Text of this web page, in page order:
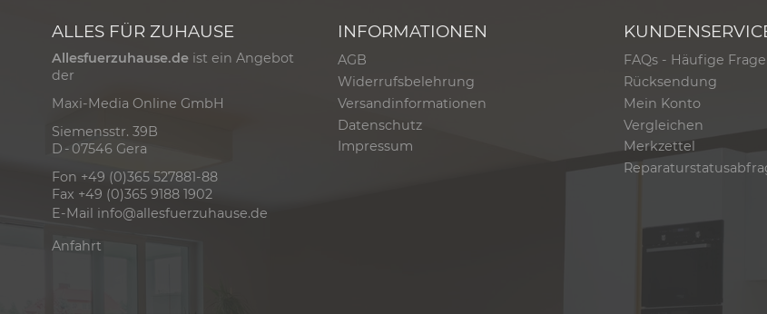
ALLES FÜR ZUHAUSE
Allesfuerzuhause.de ist ein Angebot
der
Maxi-Media Online GmbH
Siemensstr. 39B
D - 07546 Gera
Fon +49 (0)365 527881-88
Fax +49 (0)365 9188 1902
E-Mail info@allesfuerzuhause.de
Anfahrt
INFORMATIONEN
AGB
Widerrufsbelehrung
Versandinformationen
Datenschutz
Impressum
FAQs - Häufige
Rücksendung
Mein Konto
Vergleichen
Merkzettel